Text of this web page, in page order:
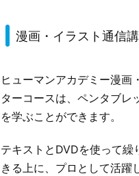
漫画・イラスト通信
ヒューマンアカデミー漫画
ターコースは、ペンタブレ
を学ぶことができます。
テキストとDVDを使って
きる上に、プロとして活躍